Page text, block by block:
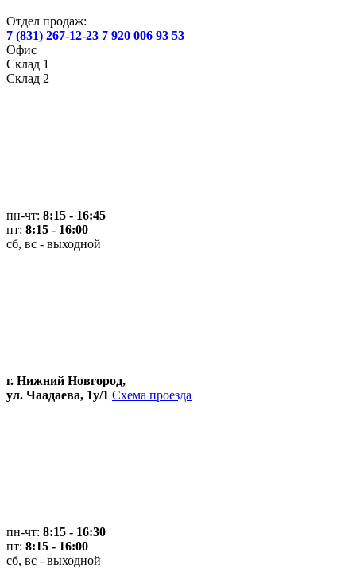
Отдел продаж:
7 (831) 267-12-23 7 920 006 93 53
Офис
Склад 1
Склад 2
пн-чт: 8:15 - 16:45
пт: 8:15 - 16:00
сб, вс - выходной
г. Нижний Новгород,
ул. Чаадаева, 1у/1 Схема проезда
пн-чт: 8:15 - 16:30
пт: 8:15 - 16:00
сб, вс - выходной